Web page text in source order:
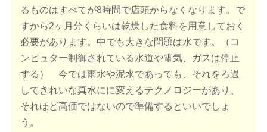
るものはすべてが8時間で店頭からなくなります。で
すから2ヶ月分くらいは乾燥した食料を用意しておく
必要があります。中でも大きな問題は水です。（コ
ンピュター制御されている水道や電気、ガスは停止
する） 今では雨水や泥水であっても、それをろ過
してきれいな真水にに変えるテクノロジーがあり、
それほど高価ではないので準備するといいでしょ
う。